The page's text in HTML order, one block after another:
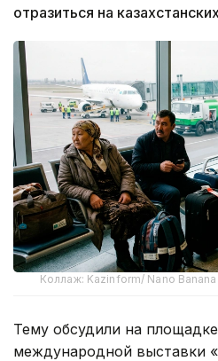
отразиться на
Коллаж: Kazinform/ Nano Banana
Тему обсудили на
международной выставки